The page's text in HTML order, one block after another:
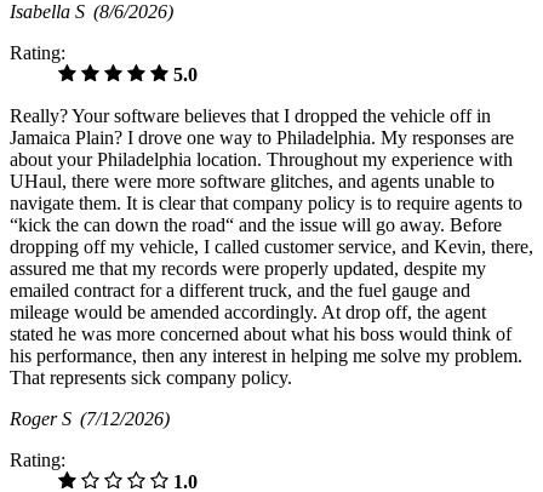
Isabella S (8/6/2026)
Rating:
5.0
Really? Your software believes that I dropped the vehicle off in
Jamaica Plain? I drove one way to Philadelphia. My responses are
about your Philadelphia location. Throughout my experience with
UHaul, there were more software glitches, and agents unable to
navigate them. It is clear that company policy is to require agents to
“kick the can down the road“ and the issue will go away. Before
dropping off my vehicle, I called customer service, and Kevin, there,
assured me that my records were properly updated, despite my
emailed contract for a different truck, and the fuel gauge and
mileage would be amended accordingly. At drop off, the agent
stated he was more concerned about what his boss would think of
his performance, then any interest in helping me solve my problem.
That represents sick company policy.
Roger S (7/12/2026)
Rating:
1.0